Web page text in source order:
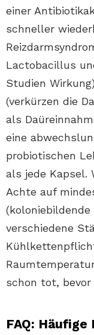
einer
schneller
Lactobacillus
Studien
(verkürzen die
als
eine
probiotischen
als jede Kapsel.
Achte auf
(koloniebildende
verschiedene
schon tot,
FAQ: Häufige